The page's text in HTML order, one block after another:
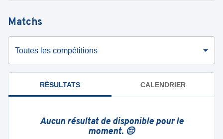
Matchs
Toutes les compétitions
RÉSULTATS CALENDRIER
Aucun résultat de disponible pour le
moment. 😔